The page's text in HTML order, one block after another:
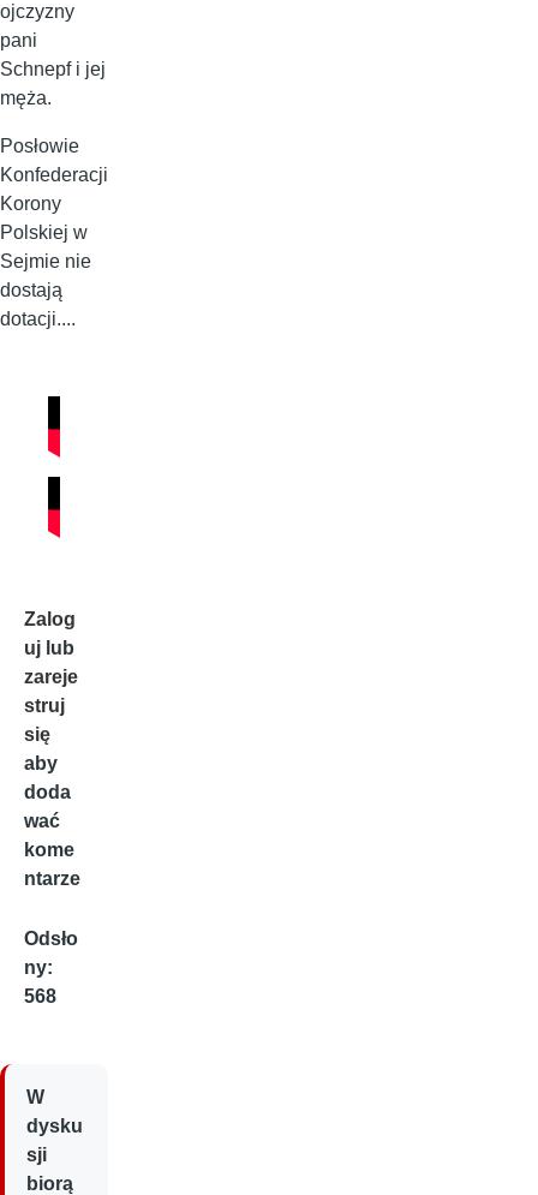
ojczyzny
pani
Schnepf i jej
męża.
Posłowie
Konfederacji
Korony
Polskiej w
Sejmie nie
dostają
dotacji....
Zalog
uj lub
zareje
struj
się
aby
doda
wać
kome
ntarze
Odsło
ny:
568
W
dysku
sji
biorą